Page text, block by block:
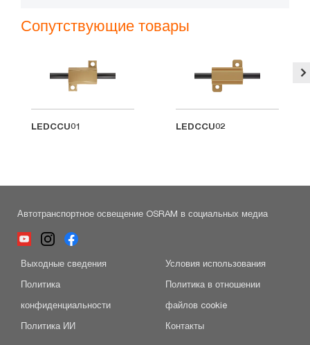
Сопутствующие товары
LEDCCU01 LEDCCU02
Автотранспортное освещение OSRAM в социальных медиа
Выходные сведения
Условия использования
Политика
конфиденциальности
Политика в отношении
файлов cookie
Политика ИИ
Контакты